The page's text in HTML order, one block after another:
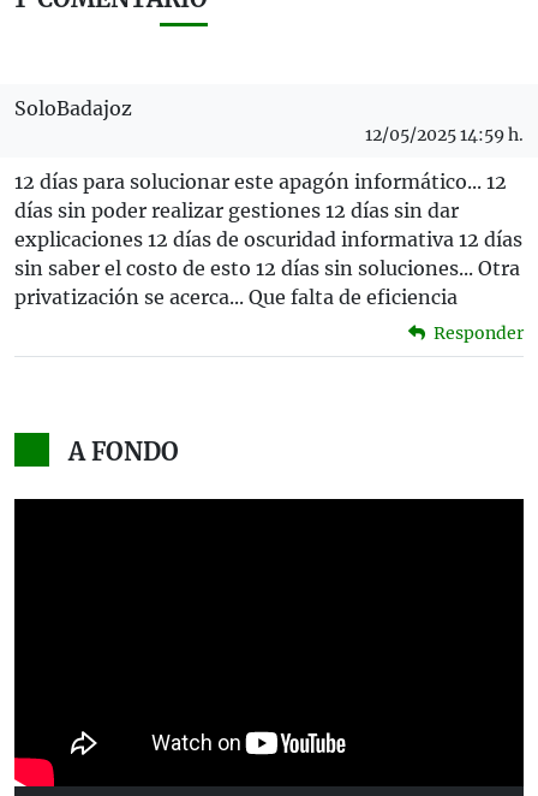
SoloBadajoz
12/05/2025 14:59 h.
12 días para solucionar este apagón informático... 12
días sin poder realizar gestiones 12 días sin dar
explicaciones 12 días de oscuridad informativa 12 días
sin saber el costo de esto 12 días sin soluciones... Otra
privatización se acerca... Que falta de eficiencia
Responder
A FONDO